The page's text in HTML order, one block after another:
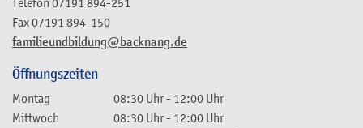
familieundbildung@backnang.de
Fax07191 894-150
Öffnungszeiten
Montag 08:30 Uhr- 12:00 Uhr
Mittwoch
08:30 Uhr- 12:00 Uhr